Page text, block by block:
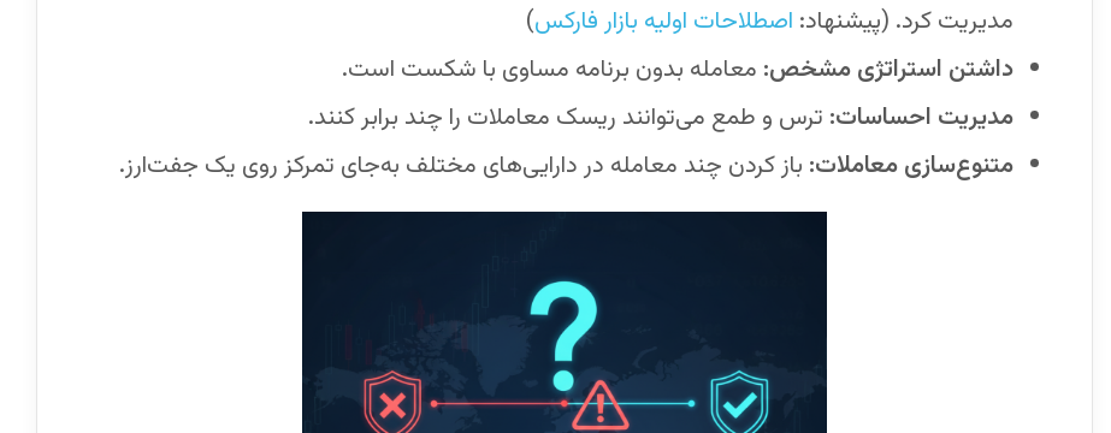
مدیریت کرد. (پیشنهاد: اصطلاحات اولیه بازار فارکس)
داشتن استراتژی مشخص: معامله بدون برنامه مساوی با شکست است.
مدیریت احساسات: ترس و طمع می‌توانند ریسک معاملات را چند برابر کنند.
متنوع‌سازی معاملات: باز کردن چند معامله در دارایی‌های مختلف به‌جای تمرکز روی یک جفت‌ارز.